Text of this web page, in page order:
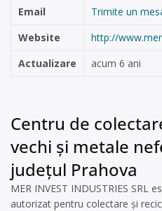
Email
Trimite un
Website
http://
Actualizare
acum 6 ani
Centru de
vechi și metale
județul Prahova
MER INVEST INDUSTRIES SRL
autorizat pentru colectare și